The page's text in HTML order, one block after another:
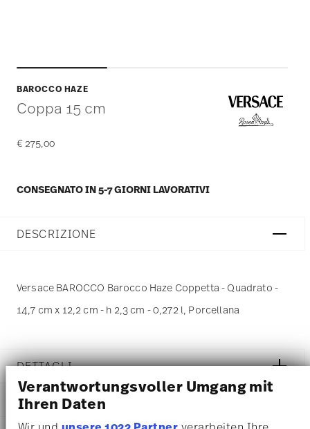
Verantwortungsvoller Umgang mit
Ihren Daten
BAROCCO HAZE
Coppa 15 cm
€ 275,00
CONSEGNATO IN 5-7 GIORNI LAVORATIVI
DESCRIZIONE
Versace BAROCCO Barocco Haze Coppetta - Quadrato -
14,7 cm x 12,2 cm - h 2,3 cm - 0,272 l, Porcellana
DETTAGLI
Versace
Barocco
DIMENSIONI
14,70 cm